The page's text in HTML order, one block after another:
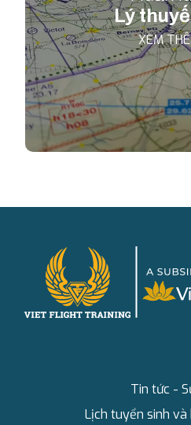
Lý
XEM
Tin tức -
Lịch tuyển sinh